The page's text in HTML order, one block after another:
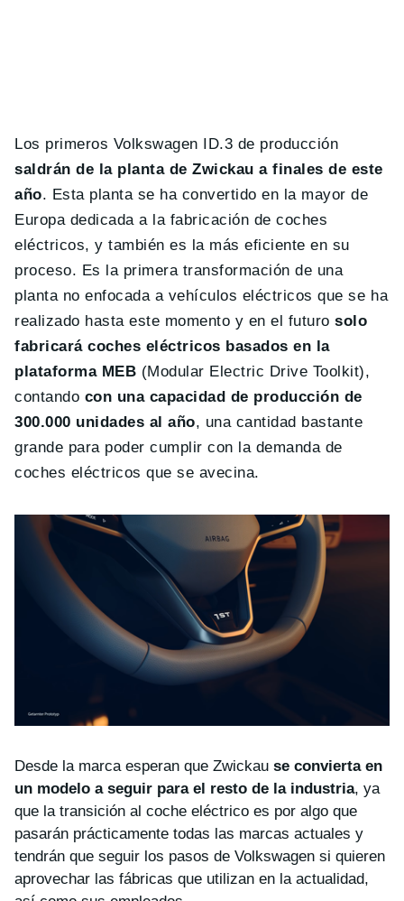
Los primeros Volkswagen ID.3 de producción
saldrán de la planta de Zwickau a finales de este
año. Esta planta se ha convertido en la mayor de
Europa dedicada a la fabricación de coches
eléctricos, y también es la más eficiente en su
proceso. Es la primera transformación de una
planta no enfocada a vehículos eléctricos que se ha
realizado hasta este momento y en el futurosolo
fabricará coches eléctricos basados en la
plataforma MEB (Modular Electric Drive Toolkit),
contando con una capacidad de producción de
300.000 unidades al año, una cantidad bastante
grande para poder cumplir con la demanda de
coches eléctricos que se avecina.
Desde la marca esperan que Zwickau se convierta en
un modelo a seguir para el resto de la industria, ya
que la transición al coche eléctrico es por algo que
pasarán prácticamente todas las marcas actuales y
tendrán que seguir los pasos de Volkswagen si quieren
aprovechar las fábricas que utilizan en la actualidad,